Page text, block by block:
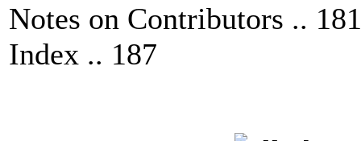
Notes on Contributors .. 181
Index .. 187